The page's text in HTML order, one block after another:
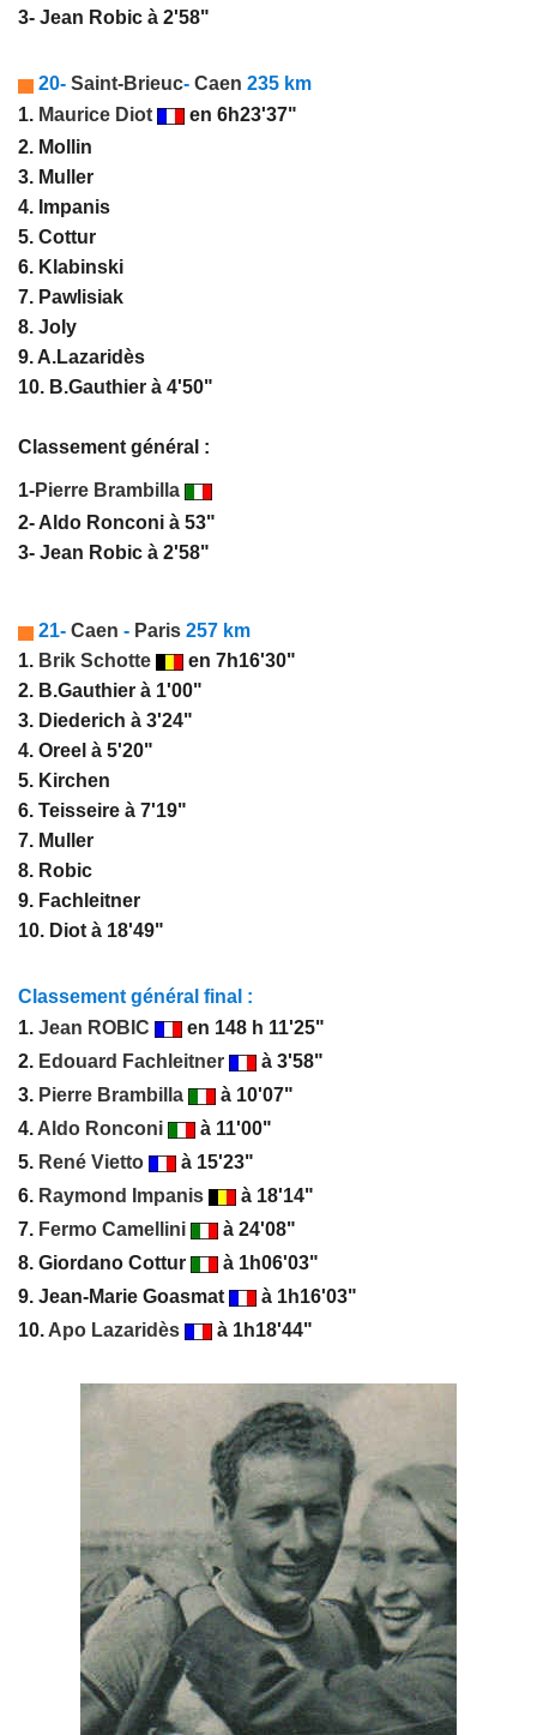
3- Jean Robic à 2'58"
20- Saint-Brieuc- Caen 235 km
1. Maurice Diot
en 6h23'37"
2. Mollin
3. Muller
4. Impanis
5. Cottur
6. Klabinski
7. Pawlisiak
8. Joly
9. A.Lazaridès
10. B.Gauthier à 4'50"
Classement général :
1-Pierre Brambilla
2- Aldo Ronconi à 53"
3- Jean Robic à 2'58"
21- Caen - Paris 257 km
1. Brik Schotte
en 7h16'30"
2. B.Gauthier à 1'00"
3. Diederich à 3'24"
4. Oreel à 5'20"
5. Kirchen
6. Teisseire à 7'19"
7. Muller
8. Robic
9. Fachleitner
10. Diot à 18'49"
Classement général final :
1. Jean ROBIC
en 148 h 11'25"
2. Edouard Fachleitner
à 3'58"
3. Pierre Brambilla
à 10'07"
4. Aldo Ronconi
à 11'00"
5. René Vietto
à 15'23"
6. Raymond Impanis
à 18'14"
7. Fermo Camellini
à 24'08"
8. Giordano Cottur
à 1h06'03"
9. Jean-Marie Goasmat
à 1h16'03"
10. Apo Lazaridès à 1h18'44"